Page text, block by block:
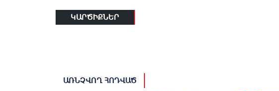
ԿԱՐԾԻՔՆԵՐ
ԱՌՆՉՎՈՂ ՀՈԴՎԱԾ